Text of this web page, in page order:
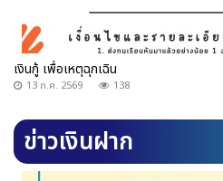
เงินกู้ เพื่อเหตุฉุกเฉิน
13 ก.ค. 2569 138
ข่าวเงินฝาก